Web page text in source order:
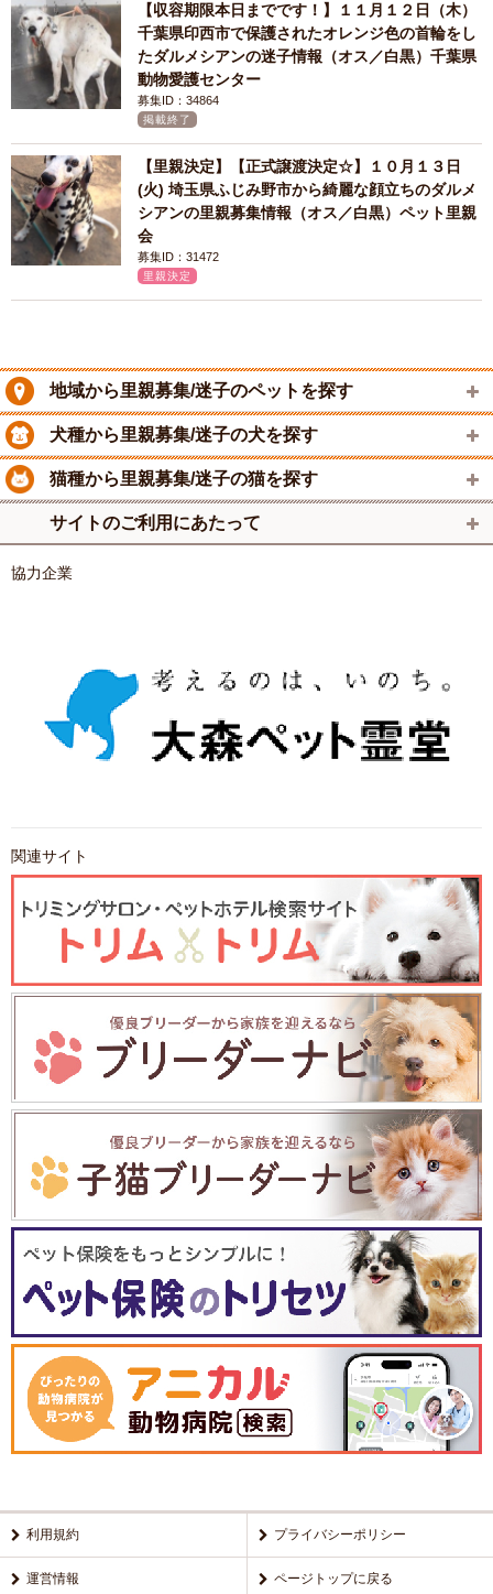
【収容期限本日までです！】１１月１２日（木）
千葉県印西市で保護されたオレンジ色の首輪をし
たダルメシアンの迷子情報（オス／白黒）千葉県
動物愛護センター
募集ID：34864
掲載終了
【里親決定】【正式譲渡決定☆】１０月１３日
(火) 埼玉県ふじみ野市から綺麗な顔立ちのダルメ
シアンの里親募集情報（オス／白黒）ペット里親
会
募集ID：31472
里親決定
地域から里親募集/迷子のペットを探す
犬種から里親募集/迷子の犬を探す
猫種から里親募集/迷子の猫を探す
サイトのご利用にあたって
協力企業
関連サイト
利用規約 プライバシーポリシー
運営情報 ページトップに戻る